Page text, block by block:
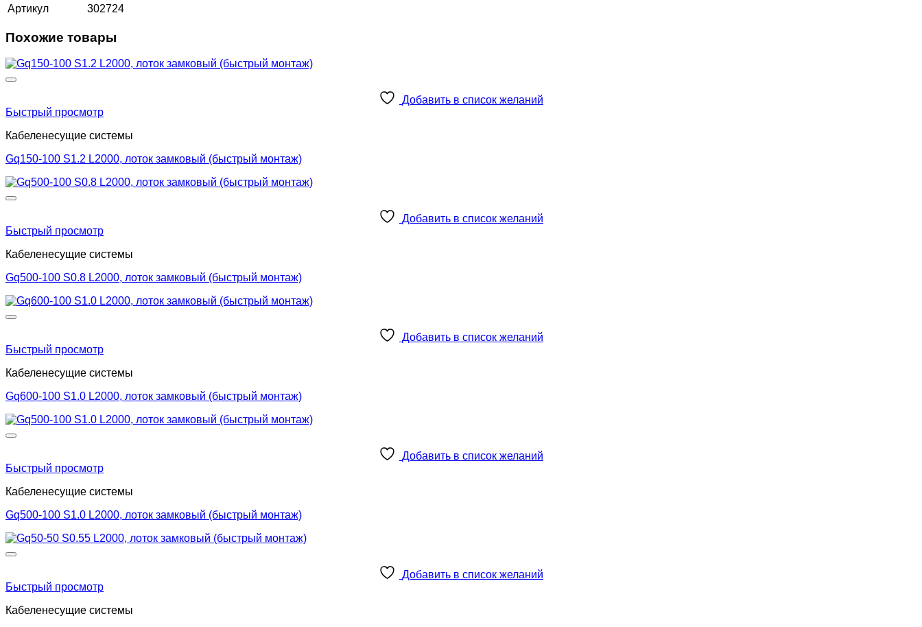
Артикул
302724
Похожие товары
Добавить в список желаний
Быстрый просмотр
Кабеленесущие системы
Gq150-100 S1.2 L2000, лоток замковый (быстрый монтаж)
Добавить в список желаний
Быстрый просмотр
Кабеленесущие системы
Gq500-100 S0.8 L2000, лоток замковый (быстрый монтаж)
Добавить в список желаний
Быстрый просмотр
Кабеленесущие системы
Gq600-100 S1.0 L2000, лоток замковый (быстрый монтаж)
Добавить в список желаний
Быстрый просмотр
Кабеленесущие системы
Gq500-100 S1.0 L2000, лоток замковый (быстрый монтаж)
Добавить в список желаний
Быстрый просмотр
Кабеленесущие системы